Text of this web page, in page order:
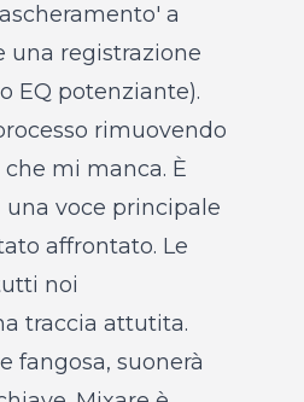
a
una registrazione
EQ potenziante).
rimuovendo
mi manca. È
voce principale
affrontato. Le
noi
traccia attutita.
fangosa, suonerà